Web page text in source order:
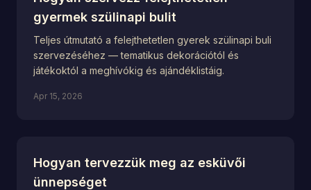
gyermek szülinapi bulit
Teljes útmutató a felejthetetlen gyerek szülinapi buli
szervezéséhez — tematikus dekorációtól és
játékoktól a meghívókig és ajándéklistáig.
Apr 15, 2026
Hogyan tervezzük meg az esküvői
ünnepséget